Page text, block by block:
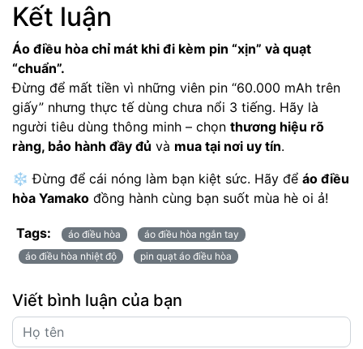
Kết luận
Áo điều hòa chỉ mát khi đi kèm pin “xịn” và quạt
“chuẩn”.
Đừng để mất tiền vì những viên pin “60.000 mAh trên
giấy” nhưng thực tế dùng chưa nổi 3 tiếng. Hãy là
người tiêu dùng thông minh – chọn thương hiệu rõ
ràng, bảo hành đầy đủ và mua tại nơi uy tín.
❄️ Đừng để cái nóng làm bạn kiệt sức. Hãy để áo điều
hòa Yamako đồng hành cùng bạn suốt mùa hè oi ả!
Tags: áo điều hòa
áo điều hòa ngắn tay
áo điều hòa nhiệt độ
pin quạt áo điều hòa
Viết bình luận của bạn